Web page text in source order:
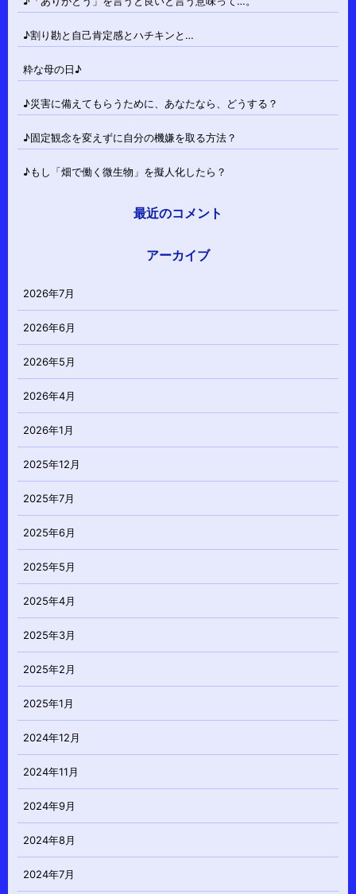
♪割り勘と自己肯定感とハチキンと…
粋な母の日♪
♪災害に備えてもらうために、あなたなら、どうする？
♪固定観念を変えずに自分の機嫌を取る方法？
♪もし「畑で働く微生物」を擬人化したら？
最近のコメント
アーカイブ
2026年7月
2026年6月
2026年5月
2026年4月
2026年1月
2025年12月
2025年7月
2025年6月
2025年5月
2025年4月
2025年3月
2025年2月
2025年1月
2024年12月
2024年11月
2024年9月
2024年8月
2024年7月